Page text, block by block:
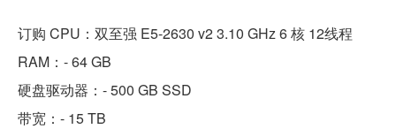
订购 CPU：双至强 E5-2630 v2 3.10 GHz 6 核 12线程
RAM：- 64 GB
硬盘驱动器：- 500 GB SSD
带宽：- 15 TB